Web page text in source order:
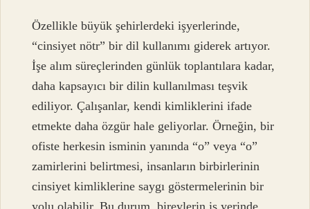
Özellikle büyük şehirlerdeki işyerlerinde,
“cinsiyet nötr” bir dil kullanımı giderek artıyor.
İşe alım süreçlerinden günlük toplantılara kadar,
daha kapsayıcı bir dilin kullanılması teşvik
ediliyor. Çalışanlar, kendi kimliklerini ifade
etmekte daha özgür hale geliyorlar. Örneğin, bir
ofiste herkesin isminin yanında “o” veya “o”
zamirlerini belirtmesi, insanların birbirlerinin
cinsiyet kimliklerine saygı göstermelerinin bir
yolu olabilir. Bu durum, bireylerin iş yerinde